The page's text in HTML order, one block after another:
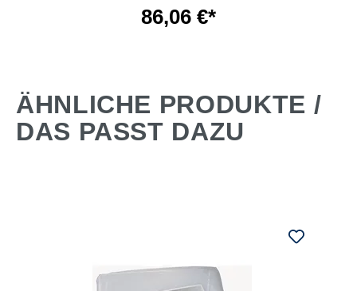
86,06 €*
ÄHNLICHE PRODUKTE /
DAS PASST DAZU